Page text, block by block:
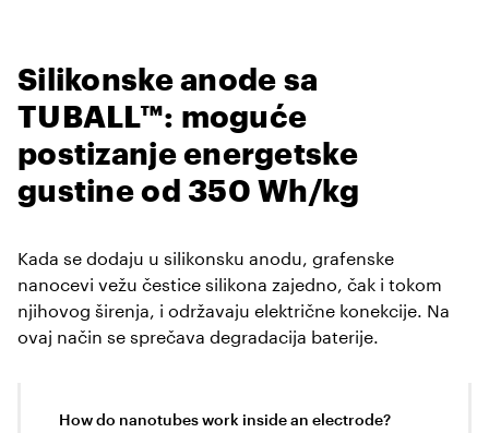
Silikonske anode sa
TUBALL™: moguće
postizanje energetske
gustine od 350 Wh/kg
Kada se dodaju u silikonsku anodu, grafenske
nanocevi vežu čestice silikona zajedno, čak i tokom
njihovog širenja, i održavaju električne konekcije. Na
ovaj način se sprečava degradacija baterije.
How do nanotubes work inside an electrode?